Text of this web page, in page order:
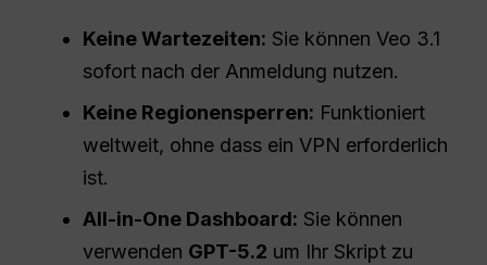
Keine Wartezeiten: Sie können Veo 3.1
sofort nach der Anmeldung nutzen.
Keine Regionensperren: Funktioniert
weltweit, ohne dass ein VPN erforderlich
ist.
All-in-One Dashboard: Sie können
verwenden GPT-5.2 um Ihr Skript zu